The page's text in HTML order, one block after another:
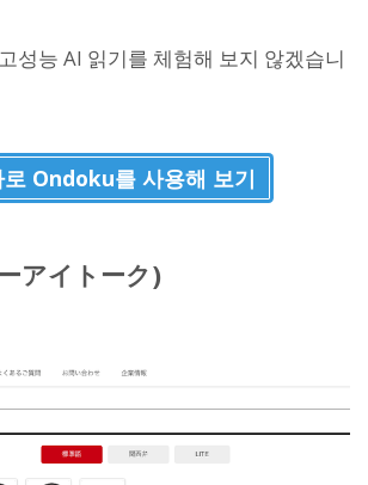
성능 AI 읽기를 체험해 보지 않겠습니
로 Ondoku를 사용해 보기
アイトーク)